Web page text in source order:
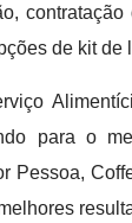
de kit de
para o
Pessoa,